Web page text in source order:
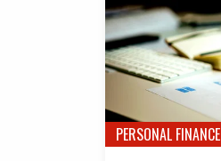
PERSONAL FINANCE